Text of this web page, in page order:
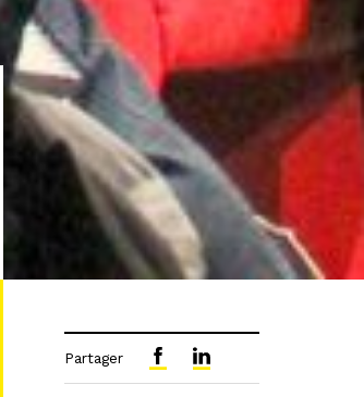
Partager